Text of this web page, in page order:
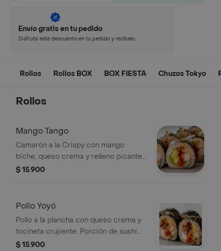
Envío gratis en tu pedido
Disfruta este descuento en tu pedido y recíbelo
Rollos Rollos BOX BOX FIESTA Chuzos Tokyo
Rollos
Mango Tango
Camarón a la Crispy con mango
biche, queso crema y relleno picante
en alga nori. Porción de sushi en
complique, Púyalo!
$ 15.900
Pollo Yoyó
Pollo a la plancha con queso crema y
tocineta crujiente. Porción de sushi
en nuestra presentación Pop,
$ 15.900